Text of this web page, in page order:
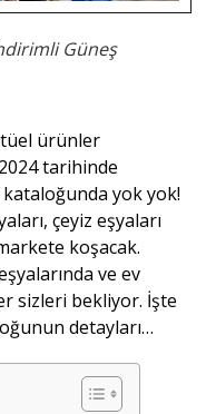
Güneş
ürünler
tarihinde
yok yok!
çeyiz eşyaları
koşacak.
ve ev
sizleri bekliyor. İşte
detayları…